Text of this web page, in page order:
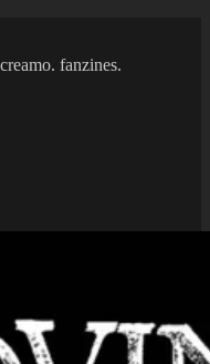
fanzines.